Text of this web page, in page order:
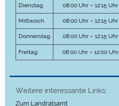
Dienstag 08:00 Uhr – 12:15 Uhr
Mittwoch 08:00 Uhr – 12:15 Uhr
Donnerstag 08:00 Uhr – 12:15 Uhr
Freitag 08:00 Uhr – 12:00 Uhr
Weitere interessante Links:
Zum Landratsamt